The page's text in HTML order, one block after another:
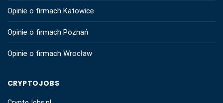
Opinie o firmach Katowice
Opinie o firmach Poznań
Opinie o firmach Wrocław
CRYPTOJOBS